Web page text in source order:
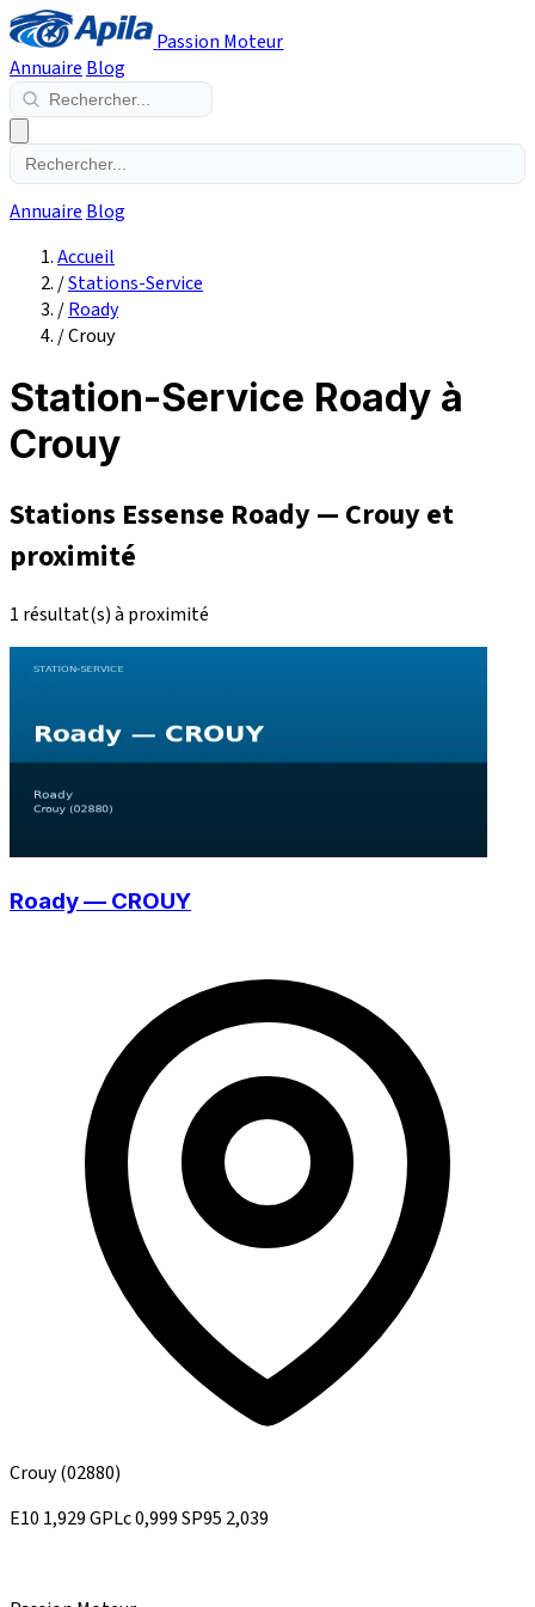
Passion Moteur
Annuaire Blog
Annuaire Blog
Accueil
/Stations-Service
/Roady
/Crouy
Station-Service Roady à
Crouy
Stations Essense Roady — Crouy et
proximité
1 résultat(s) à proximité
Roady — CROUY
Crouy(02880)
E10 1,929GPLc0,999SP95 2,039